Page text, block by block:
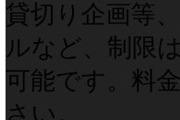
貸切り企画等
ルなど、制限
可能です。料
さい。